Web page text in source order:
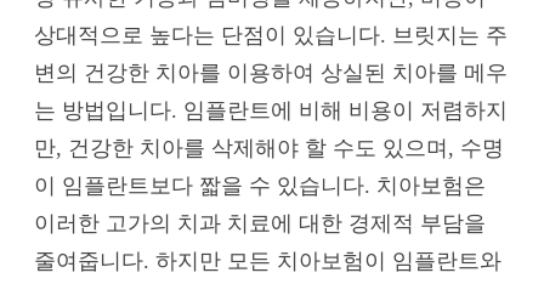
상대적으로 높다는 단점이 있습니다. 브릿지는 주
변의 건강한 치아를 이용하여 상실된 치아를 메우
는 방법입니다. 임플란트에 비해 비용이 저렴하지
만, 건강한 치아를 삭제해야 할 수도 있으며, 수명
이 임플란트보다 짧을 수 있습니다. 치아보험은
이러한 고가의 치과 치료에 대한 경제적 부담을
줄여줍니다. 하지만 모든 치아보험이 임플란트와